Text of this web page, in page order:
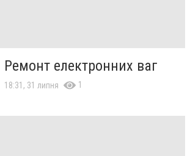
Ремонт електронних ваг
18:31, 31 липня 1